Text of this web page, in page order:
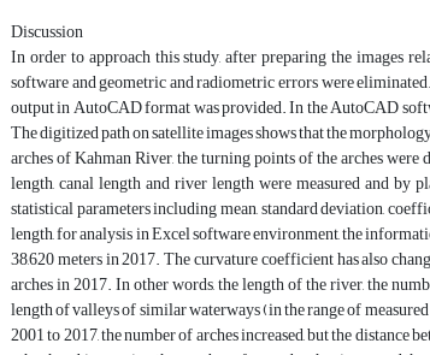
Discussion
In order to approach this study, after preparing the images
software and geometric and radiometric errors were
output in AutoCAD format was provided. In the AutoCAD
The digitized path on satellite images shows that the
arches of Kahman River, the turning points of the arches
length, canal length and river length were measured and
statistical parameters including mean, standard deviation,
length, for analysis in Excel software environment, the
38,620 meters in 2017. The curvature coefficient has also
arches in 2017. In other words, the length of the river, the
length of valleys of similar waterways (in the range of
2001 to 2017, the number of arches increased, but the distance